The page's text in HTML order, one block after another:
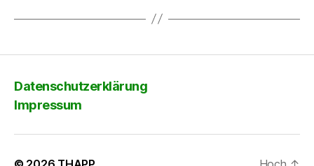
Datenschutzerklärung
Impressum